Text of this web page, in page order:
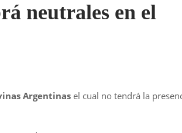
neutrales en el
Argentinas el cual no tendrá la